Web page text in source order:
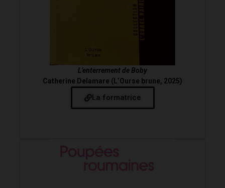
L’enterrement de Boby
Catherine Delamare (L’Ourse brune, 2025)
La formatrice